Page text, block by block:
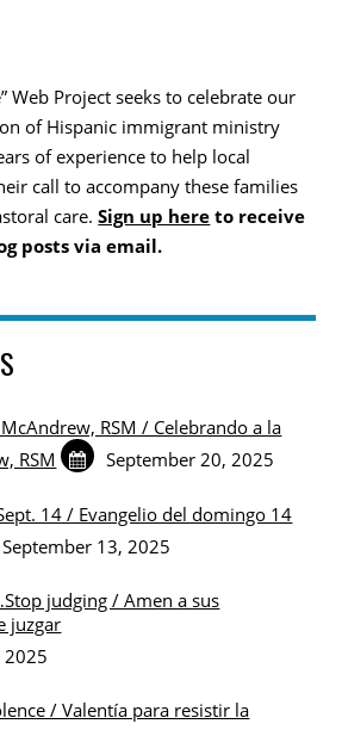
Web Project seeks to celebrate our
of Hispanic immigrant ministry
of experience to help local
call to accompany these families
care. Sign up here to receive
posts via email.
RSM / Celebrando a la
RSM
September 20, 2025
14 / Evangelio del domingo 14
September 13, 2025
judging / Amen a sus
juzgar
2025
/ Valentía para resistir la